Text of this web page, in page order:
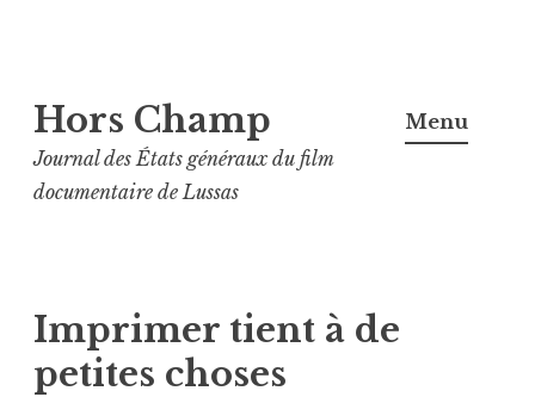
au
contenu
principal
Hors Champ
Journal des États généraux du film
documentaire de Lussas
Menu
Imprimer tient à de
petites choses